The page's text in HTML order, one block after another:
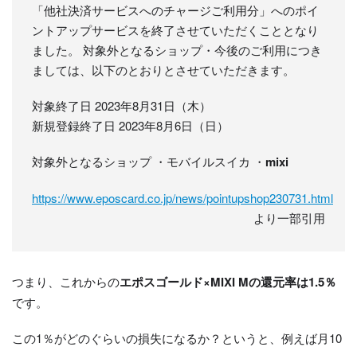
「他社決済サービスへのチャージご利用分」へのポイ
ントアップサービスを終了させていただくこととなり
ました。 対象外となるショップ・今後のご利用につき
ましては、以下のとおりとさせていただきます。
対象終了日 2023年8月31日（木）
新規登録終了日 2023年8月6日（日）
対象外となるショップ ・モバイルスイカ ・ mixi
https://www.eposcard.co.jp/news/pointupshop230731.html
より一部引用
つまり、これからのエポスゴールド×MIXI Mの還元率は1.5％
です。
この1％がどのぐらいの損失になるか？というと、例えば月10